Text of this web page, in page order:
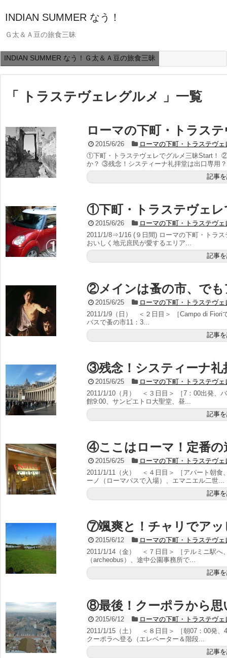
INDIAN SUMMER なう！
Ｇ太＆Ａ豆の旅食三昧
INDIAN SUMMER なう！Ｇ太＆Ａ豆の旅食三昧
「 トラステヴェレグルメ 」一覧
ローマの下町・トラス
2015/6/26
ローマの下町・トラステヴェ
①下町・トラステヴェレでグルメ三昧Start！
か？ ③残念！システィーナ礼拝堂は出口専用
記事
①下町・トラステヴェレ
2015/6/26
ローマの下町・トラステヴェ
2011/1/8⇒1/16 (９日間) ローマの下町・トラ
おいしく地元庶民が愛するエリア...
記事
②メインは蚤の市、でも
2015/6/25
ローマの下町・トラステヴェ
2011/1/9（日） ＜２日目＞ ［Campo di Fiori
バスで蚤の市11：3...
記事
③残念！システィーナ礼
2015/6/25
ローマの下町・トラステヴェ
2011/1/10（月） ＜３日目＞ ［7：00出発、
館9:00、サンピエトロ大聖堂、昼...
記事
④ここはローマ！定番の
2015/6/25
ローマの下町・トラステヴェ
2011/1/11（火） ＜４日目＞ ［アパート朝食
ーノ（ローマパスで入場）、エマニエル二世...
記事
⑦颯爽と！チャリでアッ
2015/6/12
ローマの下町・トラステヴェ
2011/1/14（金） ＜７日目＞ ［テルミニ駅へ
（archeobus）、途中公園事務所で...
記事
⑧最後！クーポラから思
2015/6/12
ローマの下町・トラステヴェ
2011/1/15（土） ＜８日目＞ ［朝07：00発、
クーポラへ登る（エレベーター＆階段...
記事